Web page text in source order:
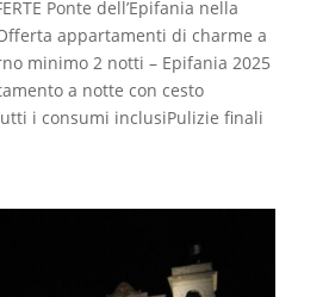
Ponte dell’Epifania nella
appartamenti di charme a
minimo 2 notti – Epifania 2025
a notte con cesto
i consumi inclusiPulizie finali